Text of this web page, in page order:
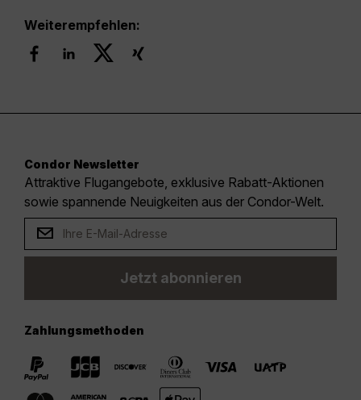
Weiterempfehlen:
Condor Newsletter
Attraktive Flugangebote, exklusive Rabatt-Aktionen
sowie spannende Neuigkeiten aus der Condor-Welt.
Jetzt abonnieren
Zahlungsmethoden